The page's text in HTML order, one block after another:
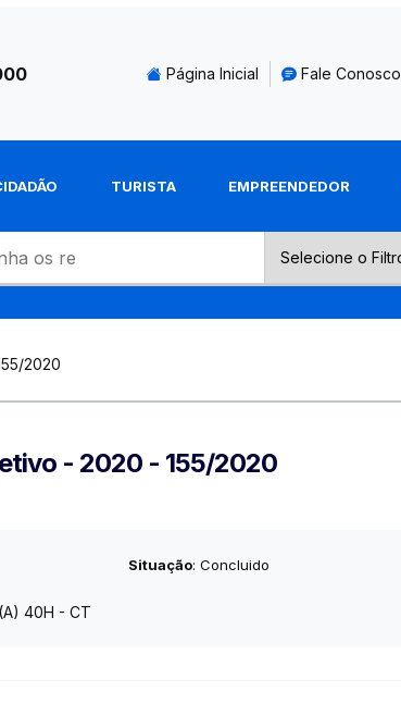
Página Inicial Fale Conosco
TURISTA EMPREENDEDOR
2020
- 2020 - 155/2020
Situação: Concluido
40H - CT